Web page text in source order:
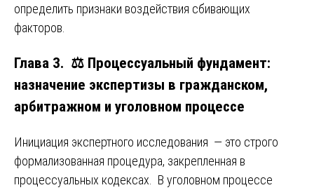
определить признаки воздействия сбивающих
факторов.
Глава 3. ⚖️ Процессуальный фундамент:
назначение экспертизы в гражданском,
арбитражном и уголовном процессе
Инициация экспертного исследования — это строго
формализованная процедура, закрепленная в
процессуальных кодексах. В уголовном процессе